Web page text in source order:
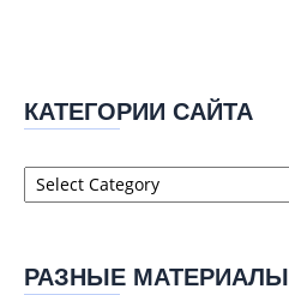
КАТЕГОРИИ САЙТА
Категории
сайта
РАЗНЫЕ МАТЕРИАЛЫ